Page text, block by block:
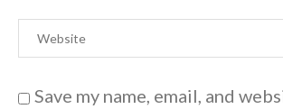
Save my name, email, and